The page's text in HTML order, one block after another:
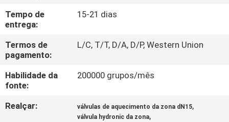
PEÇA
UMAS
CITAÇÕES
Tempo de
entrega:
15-21 dias
Termos de
pagamento:
L/C, T/T, D/A, D/P, Western Union
Habilidade da
fonte:
200000 grupos/mês
Realçar: válvulas de aquecimento da zona dN15,
válvula hydronic da zona,